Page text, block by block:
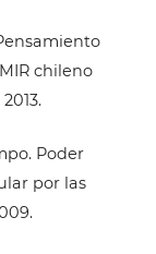
chileno
Poder
por las